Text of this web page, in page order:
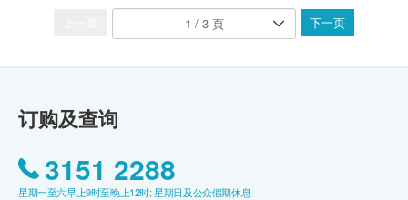
下一页
订购及查询
3151 2288
星期一至六早上9时至晚上12时; 星期日及公众假期休息